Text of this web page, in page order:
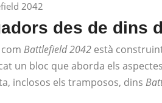
des de dins
Battlefield 2042 està
un bloc que aborda els
inclosos els tramposos, dins